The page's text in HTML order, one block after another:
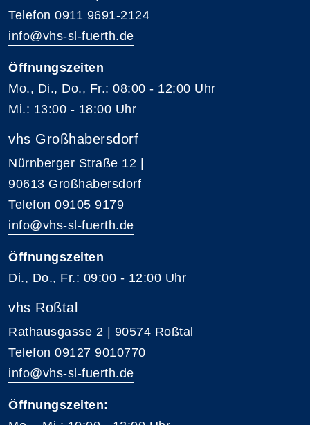
Telefon 0911 9691-2124
info@vhs-sl-fuerth.de
Öffnungszeiten
Mo., Di., Do., Fr.: 08:00 - 12:00 Uhr
Mi.: 13:00 - 18:00 Uhr
vhs Großhabersdorf
Nürnberger Straße 12 |
90613 Großhabersdorf
Telefon 09105 9179
info@vhs-sl-fuerth.de
Öffnungszeiten
Di., Do., Fr.: 09:00 - 12:00 Uhr
vhs Roßtal
Rathausgasse 2 | 90574 Roßtal
Telefon 09127 9010770
info@vhs-sl-fuerth.de
Öffnungszeiten: